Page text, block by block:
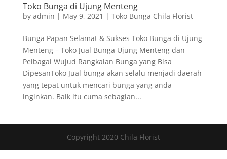
Toko Bunga di Ujung Menteng
by admin | May 9, 2021 | Toko Bunga Chila Florist
Bunga Papan Selamat & Sukses Toko Bunga di Ujung
Menteng – Toko Jual Bunga Ujung Menteng dan
Pelbagai Wujud Rangkaian Bunga yang Bisa
DipesanToko Jual bunga akan selalu menjadi daerah
yang tepat untuk mencari bunga yang anda
inginkan. Baik itu cuma sebagian...
Copyright 2020 Chila Florist